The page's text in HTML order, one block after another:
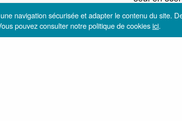
femme et
rendant
duchesse
navigation sécurisée et adapter le contenu du site.
pouvez consulter notre politique de cookiesici.